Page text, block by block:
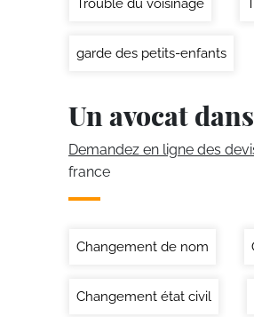
Trouble du voisinage
garde des petits-enfants
Un avocat
Demandez en ligne des
france
Changement de nom
Changement état civil